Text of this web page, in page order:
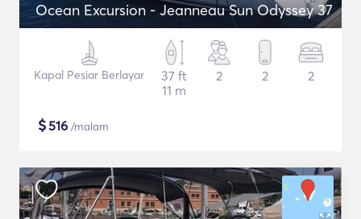
Ocean Excursion - Jeanneau Sun Odyssey 37
Kapal Pesiar Berlayar
37 ft
11 m
2 2 2
$516 /malam